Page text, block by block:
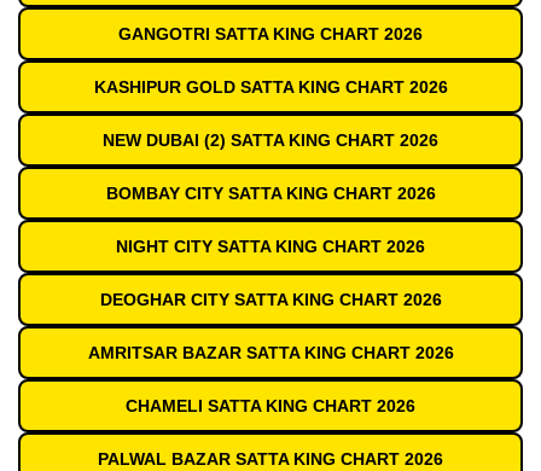
GANGOTRI SATTA KING CHART 2026
KASHIPUR GOLD SATTA KING CHART 2026
NEW DUBAI (2) SATTA KING CHART 2026
BOMBAY CITY SATTA KING CHART 2026
NIGHT CITY SATTA KING CHART 2026
DEOGHAR CITY SATTA KING CHART 2026
AMRITSAR BAZAR SATTA KING CHART 2026
CHAMELI SATTA KING CHART 2026
PALWAL BAZAR SATTA KING CHART 2026